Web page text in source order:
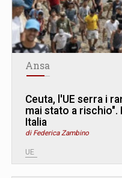
Ansa
Ceuta, l'UE serra i
mai stato a
Italia
di Federica Zambino
UE